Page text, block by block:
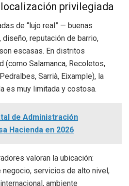
privilegiada
de “lujo real” — buenas
reputación de barrio,
escasas. En distritos
(como Salamanca, Recoletos,
Sarrià, Eixample), la
es muy limitada y costosa.
de Administración
Hacienda en 2026
valoran la ubicación:
servicios de alto nivel,
ambiente